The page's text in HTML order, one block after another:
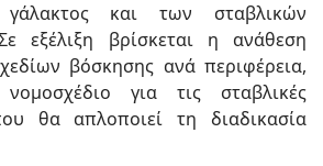
και των σταβλικών
εξέλιξη βρίσκεται η ανάθεση
βόσκησης ανά περιφέρεια,
για τις σταβλικές
θα απλοποιεί τη διαδικασία